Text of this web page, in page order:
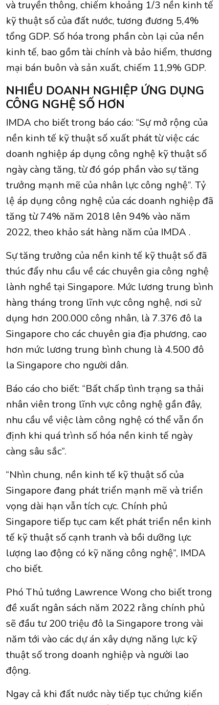
và truyền thông, chiếm khoảng 1/3 nền kinh tế
kỹ thuật số của đất nước, tương đương 5,4%
tổng GDP. Số hóa trong phần còn lại của nền
kinh tế, bao gồm tài chính và bảo hiểm, thương
mại bán buôn và sản xuất, chiếm 11,9% GDP.
NHIỀU DOANH NGHIỆP ỨNG DỤNG
CÔNG NGHỆ SỐ HƠN
IMDA cho biết trong báo cáo: “Sự mở rộng của
nền kinh tế kỹ thuật số xuất phát từ việc các
doanh nghiệp áp dụng công nghệ kỹ thuật số
ngày càng tăng, từ đó góp phần vào sự tăng
trưởng mạnh mẽ của nhân lực công nghệ”. Tỷ
lệ áp dụng công nghệ của các doanh nghiệp đã
tăng từ 74% năm 2018 lên 94% vào năm
2022, theo khảo sát hàng năm của IMDA .
Sự tăng trưởng của nền kinh tế kỹ thuật số đã
thúc đẩy nhu cầu về các chuyên gia công nghệ
lành nghề tại Singapore. Mức lương trung bình
hàng tháng trong lĩnh vực công nghệ, nơi sử
dụng hơn 200.000 công nhân, là 7.376 đô la
Singapore cho các chuyên gia địa phương, cao
hơn mức lương trung bình chung là 4.500 đô
la Singapore cho người dân.
Báo cáo cho biết: “Bất chấp tình trạng sa thải
nhân viên trong lĩnh vực công nghệ gần đây,
nhu cầu về việc làm công nghệ có thể vẫn ổn
định khi quá trình số hóa nền kinh tế ngày
càng sâu sắc”.
“Nhìn chung, nền kinh tế kỹ thuật số của
Singapore đang phát triển mạnh mẽ và triển
vọng dài hạn vẫn tích cực. Chính phủ
Singapore tiếp tục cam kết phát triển nền kinh
tế kỹ thuật số cạnh tranh và bồi dưỡng lực
lượng lao động có kỹ năng công nghệ”, IMDA
cho biết.
Phó Thủ tướng Lawrence Wong cho biết trong
đề xuất ngân sách năm 2022 rằng chính phủ
sẽ đầu tư 200 triệu đô la Singapore trong vài
năm tới vào các dự án xây dựng năng lực kỹ
thuật số trong doanh nghiệp và người lao
động.
Ngay cả khi đất nước này tiếp tục chứng kiến ​​​​